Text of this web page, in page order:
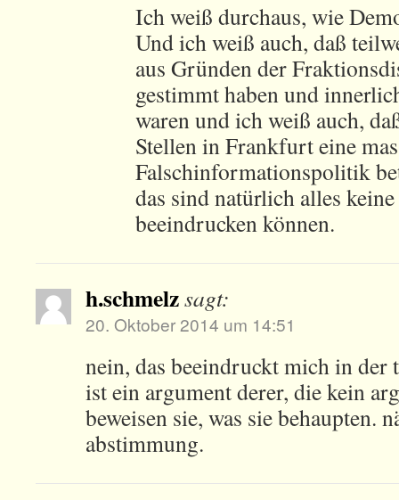
Ich weiß durchaus, wie
Und ich weiß auch, daß
aus Gründen der
gestimmt haben und
waren und ich weiß auch,
Stellen in Frankfurt eine
Falschinformationspolitik
das sind natürlich alles
beeindrucken können.
h.schmelzsagt:
20. Oktober 2014 um 14:51
nein, das beeindruckt mich in der
ist ein argument derer, die kein
beweisen sie, was sie behaupten.
abstimmung.